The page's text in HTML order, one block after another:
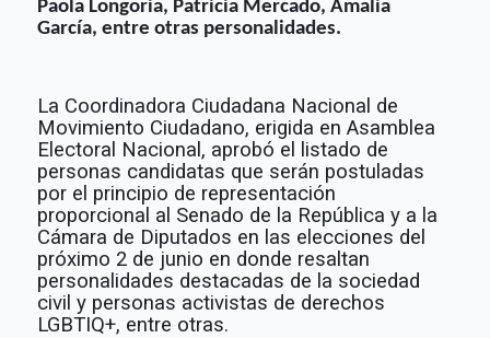
Paola Longoria, Patricia Mercado, Amalia
García, entre otras personalidades.
La Coordinadora Ciudadana Nacional de
Movimiento Ciudadano, erigida en Asamblea
Electoral Nacional, aprobó el listado de
personas candidatas que serán postuladas
por el principio de representación
proporcional al Senado de la República y a la
Cámara de Diputados en las elecciones del
próximo 2 de junio en donde resaltan
personalidades destacadas de la sociedad
civil y personas activistas de derechos
LGBTIQ+, entre otras.